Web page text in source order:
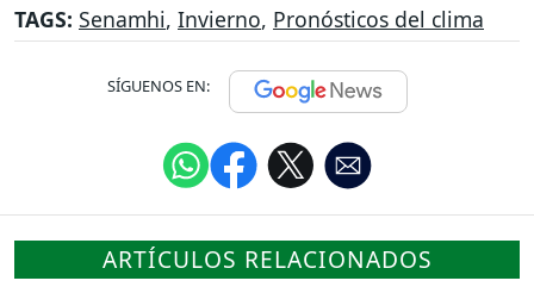
TAGS: Senamhi, Invierno, Pronósticos del clima
SÍGUENOS EN:
ARTÍCULOS RELACIONADOS